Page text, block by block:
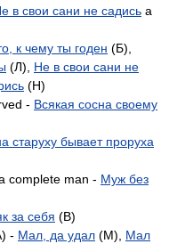
в свои сани не садись a
к чему ты годен (Б),
(Л), Не в свои сани не
(H)
- Всякая сосна своему
старуху бывает проруха
complete man - Муж без
за себя (B)
- Мал, да удал (M), Мал